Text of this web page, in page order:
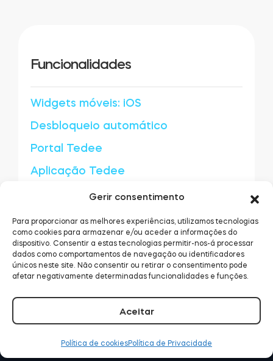
Gerir consentimento
Para proporcionar as melhores experiências, utilizamos tecnologias
como cookies para armazenar e/ou aceder a informações do
dispositivo. Consentir a estas tecnologias permitir-nos-á processar
dados como comportamentos de navegação ou identificadores
únicos neste site. Não consentir ou retirar o consentimento pode
afetar negativamente determinadas funcionalidades e funções.
Aceitar
Política de cookiesPolítica de Privacidade
Adaptadores
Acesso ao domicílio
Tedee Keypad PRO
Tedee Biometric Module
Módulo BleBox Smart Relay
Funcionalidades
Widgets móveis: iOS
Desbloqueio automático
Portal Tedee
Aplicação Tedee
Partilha de acesso
Ligações de acesso